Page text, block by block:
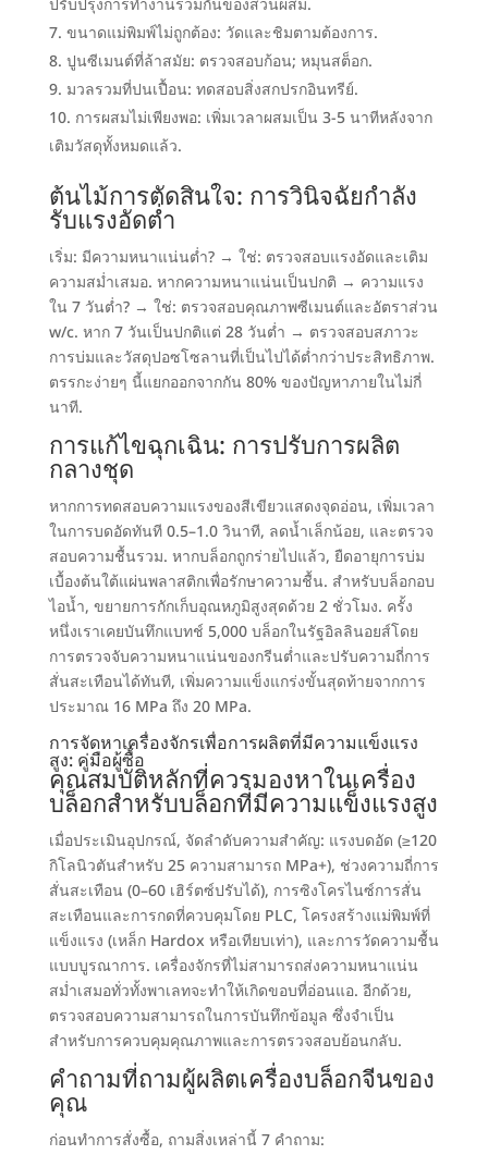
ปรับปรุงการทำงานร่วมกันของส่วนผสม.
ขนาดแม่พิมพ์ไม่ถูกต้อง: วัดและชิมตามต้องการ.
ปูนซีเมนต์ที่ล้าสมัย: ตรวจสอบก้อน; หมุนสต็อก.
มวลรวมที่ปนเปื้อน: ทดสอบสิ่งสกปรกอินทรีย์.
การผสมไม่เพียงพอ: เพิ่มเวลาผสมเป็น 3-5 นาทีหลังจาก
เติมวัสดุทั้งหมดแล้ว.
ต้นไม้การตัดสินใจ: การวินิจฉัยกำลัง
รับแรงอัดต่ำ
เริ่ม: มีความหนาแน่นต่ำ? → ใช่: ตรวจสอบแรงอัดและเติม
ความสม่ำเสมอ. หากความหนาแน่นเป็นปกติ → ความแรง
ใน 7 วันต่ำ? → ใช่: ตรวจสอบคุณภาพซีเมนต์และอัตราส่วน
w/c. หาก 7 วันเป็นปกติแต่ 28 วันต่ำ → ตรวจสอบสภาวะ
การบ่มและวัสดุปอซโซลานที่เป็นไปได้ต่ำกว่าประสิทธิภาพ.
ตรรกะง่ายๆ นี้แยกออกจากกัน 80%ของปัญหาภายในไม่กี่
นาที.
การแก้ไขฉุกเฉิน: การปรับการผลิต
กลางชุด
หากการทดสอบความแรงของสีเขียวแสดงจุดอ่อน, เพิ่มเวลา
ในการบดอัดทันที 0.5–1.0 วินาที, ลดน้ำเล็กน้อย, และตรวจ
สอบความชื้นรวม. หากบล็อกถูกร่ายไปแล้ว, ยืดอายุการบ่ม
เบื้องต้นใต้แผ่นพลาสติกเพื่อรักษาความชื้น. สำหรับบล็อกอบ
ไอน้ำ, ขยายการกักเก็บอุณหภูมิสูงสุดด้วย 2 ชั่วโมง. ครั้ง
หนึ่งเราเคยบันทึกแบทช์ 5,000 บล็อกในรัฐอิลลินอยส์โดย
การตรวจจับความหนาแน่นของกรีนต่ำและปรับความถี่การ
สั่นสะเทือนได้ทันที, เพิ่มความแข็งแกร่งขั้นสุดท้ายจากการ
ประมาณ16 MPa ถึง 20 MPa.
การจัดหาเครื่องจักรเพื่อการผลิตที่มีความแข็งแรง
สูง: คู่มือผู้ซื้อ
คุณสมบัติหลักที่ควรมองหาในเครื่อง
บล็อกสำหรับบล็อกที่มีความแข็งแรงสูง
เมื่อประเมินอุปกรณ์, จัดลำดับความสำคัญ: แรงบดอัด (≥120
กิโลนิวตันสำหรับ 25 ความสามารถ MPa+), ช่วงความถี่การ
สั่นสะเทือน (0–60 เฮิร์ตซ์ปรับได้), การซิงโครไนซ์การสั่น
สะเทือนและการกดที่ควบคุมโดย PLC, โครงสร้างแม่พิมพ์ที่
แข็งแรง (เหล็ก Hardox หรือเทียบเท่า), และการวัดความชื้น
แบบบูรณาการ. เครื่องจักรที่ไม่สามารถส่งความหนาแน่น
สม่ำเสมอทั่วทั้งพาเลทจะทำให้เกิดขอบที่อ่อนแอ. อีกด้วย,
ตรวจสอบความสามารถในการบันทึกข้อมูล ซึ่งจำเป็น
สำหรับการควบคุมคุณภาพและการตรวจสอบย้อนกลับ.
คำถามที่ถามผู้ผลิตเครื่องบล็อกจีนของ
คุณ
ก่อนทำการสั่งซื้อ, ถามสิ่งเหล่านี้ 7 คำถาม: